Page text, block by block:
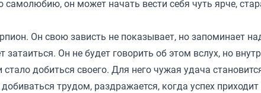
самолюбию, он может начать вести себя чуть ярче,
Он свою зависть не показывает, но запоминает
Он не будет говорить об этом вслух, но
добиться своего. Для него чужая удача
трудом, раздражается, когда успех